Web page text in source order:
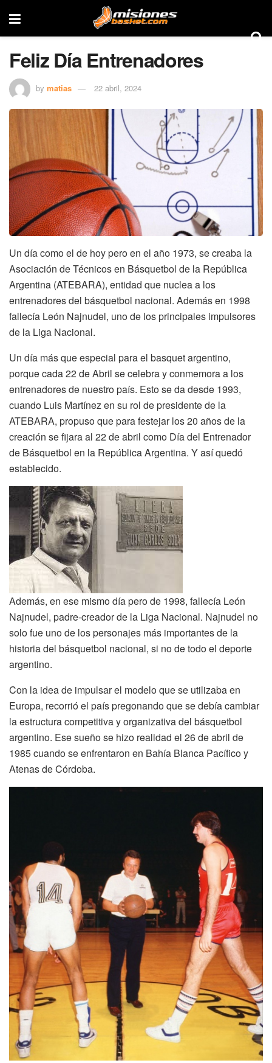
Feliz Día Entrenadores
by matias 22 abril, 2024
Un día como el de hoy pero en el año 1973, se creaba la
Asociación de Técnicos en Básquetbol de la República
Argentina (ATEBARA), entidad que nuclea a los
entrenadores del básquetbol nacional. Además en 1998
fallecía León Najnudel, uno de los principales impulsores
de la Liga Nacional.
Un día más que especial para el basquet argentino,
porque cada 22 de Abril se celebra y conmemora a los
entrenadores de nuestro país. Esto se da desde 1993,
cuando Luis Martínez en su rol de presidente de la
ATEBARA, propuso que para festejar los 20 años de la
creación se fijara al 22 de abril como Día del Entrenador
de Básquetbol en la República Argentina. Y así quedó
establecido.
Además, en ese mismo día pero de 1998, fallecía León
Najnudel, padre-creador de la Liga Nacional. Najnudel no
solo fue uno de los personajes más importantes de la
historia del básquetbol nacional, si no de todo el deporte
argentino.
Con la idea de impulsar el modelo que se utilizaba en
Europa, recorrió el país pregonando que se debía cambiar
la estructura competitiva y organizativa del básquetbol
argentino. Ese sueño se hizo realidad el 26 de abril de
1985 cuando se enfrentaron en Bahía Blanca Pacífico y
Atenas de Córdoba.